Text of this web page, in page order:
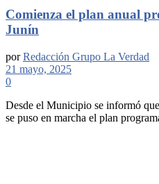
Comienza el plan anual
Junín
por Redacción Grupo La Verdad
21 mayo, 2025
0
Desde el Municipio se informó
se puso en marcha el plan